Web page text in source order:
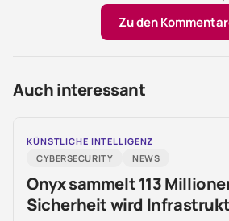
Zu den
Auch interessant
KÜNSTLICHE INTELLIGENZ
CYBERSECURITY
NEWS
Onyx sammelt 113
Sicherheit wird